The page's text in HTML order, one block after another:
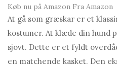
Køb nu på Amazon Fra Amazon
At gå som græskar er et
kostumer. At klæde din hund
sjovt. Dette er et fyldt
en matchende kasket. Den